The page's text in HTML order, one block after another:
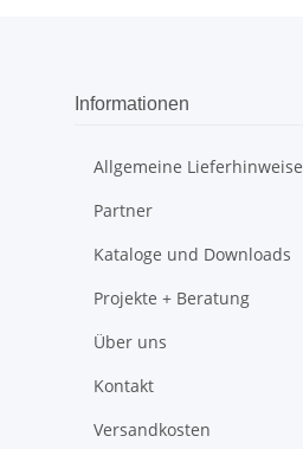
Informationen
Allgemeine Lieferhinweise
Partner
Kataloge und Downloads
Projekte + Beratung
Über uns
Kontakt
Versandkosten